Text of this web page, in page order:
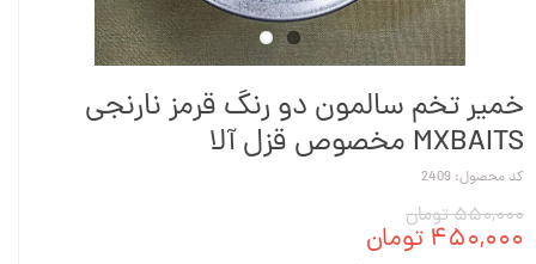
خمیر تخم سالمون دو رنگ قرمز نارنجی
MXBAITS مخصوص قزل آلا
کد محصول: 2409
۵۵۰,۰۰۰ تومان
۴۵۰,۰۰۰ تومان